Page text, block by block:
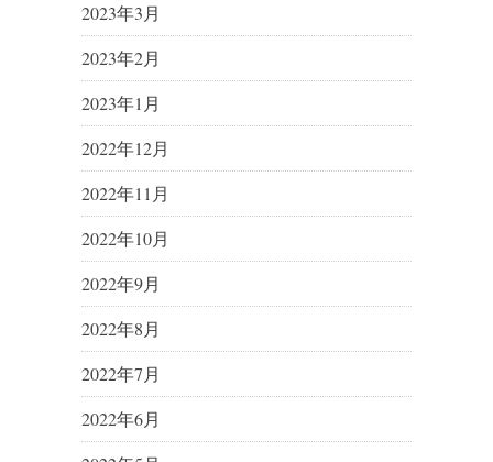
2023年3月
2023年2月
2023年1月
2022年12月
2022年11月
2022年10月
2022年9月
2022年8月
2022年7月
2022年6月